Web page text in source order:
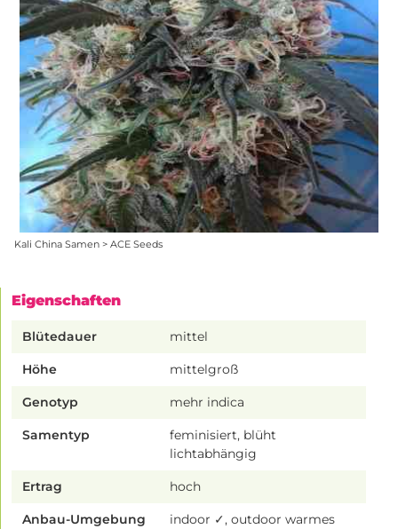
Kali China Samen > ACE Seeds
Eigenschaften
Blütedauer mittel
Höhe mittelgroß
Genotyp mehr indica
Samentyp
feminisiert, blüht
lichtabhängig
Ertrag hoch
Anbau-Umgebung
indoor ✓, outdoor warmes